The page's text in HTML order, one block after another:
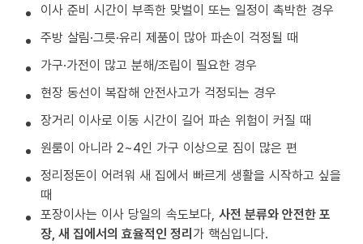
이사 준비 시간이 부족한 맞벌이 또는 일정이 촉박한 경우
주방 살림·그릇·유리 제품이 많아 파손이 걱정될 때
가구·가전이 많고 분해/조립이 필요한 경우
현장 동선이 복잡해 안전사고가 걱정되는 경우
장거리 이사로 이동 시간이 길어 파손 위험이 커질 때
원룸이 아니라 2~4인 가구 이상으로 짐이 많은 편
정리정돈이 어려워 새 집에서 빠르게 생활을 시작하고 싶을
때
포장이사는 이사 당일의 속도보다, 사전 분류와 안전한 포
장, 새 집에서의 효율적인 정리가 핵심입니다.